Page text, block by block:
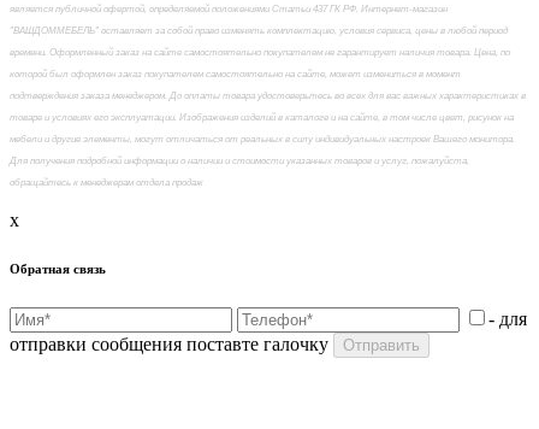
является публичной офертой, определяемой положениями Статьи 437 ГК РФ. Интернет-магазин
"ВАШДОММЕБЕЛЬ" оставляет за собой право изменять комплектацию, условия сервиса, цены в любой период
времени. Оформленный заказ на сайте самостоятельно покупателем не гарантирует наличия товара. Цена, по
которой был оформлен заказ покупателем самостоятельно на сайте, может измениться в момент
подтверждения заказа менеджером. До оплаты товара удостоверьтесь во всех для вас важных характеристиках в
товаре и условиях его эксплуатации. Изображения изделий в каталоге и на сайте, в том числе цвет, рисунок на
мебели и другие элементы, могут отличаться от реальных в силу индивидуальных настроек Вашего монитора.
Для получения подробной информации о наличии и стоимости указанных товаров и услуг, пожалуйста,
обращайтесь к менеджерам отдела продаж
x
Обратная связь
- для
отправки сообщения поставте галочку